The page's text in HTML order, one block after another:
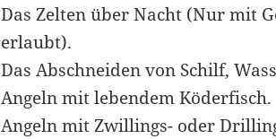
Das Zelten über Nacht (Nur mit
erlaubt).
Das Abschneiden von Schilf,
Angeln mit lebendem Köderfisch.
Angeln mit Zwillings- oder